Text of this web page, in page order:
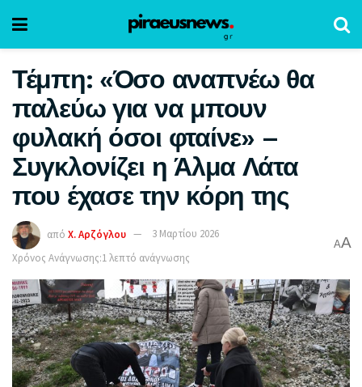
Τέμπη: «Όσο αναπνέω θα
παλεύω για να μπουν
φυλακή όσοι φταίνε» –
Συγκλονίζει η Άλμα Λάτα
που έχασε την κόρη της
από Χ. Αρζόγλου
3 Μαρτίου 2026
Χρόνος Ανάγνωσης:1 λεπτό ανάγνωσης
AA